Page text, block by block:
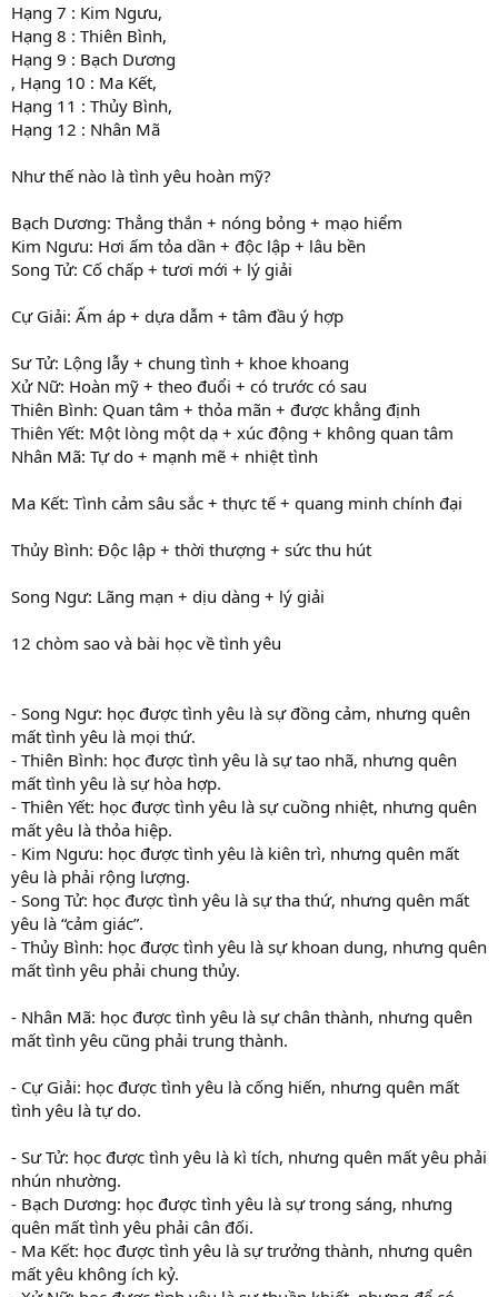
Hạng 7 : Kim Ngưu,
Hạng 8 : Thiên Bình,
Hạng 9 : Bạch Dương
, Hạng 10 : Ma Kết,
Hạng 11 : Thủy Bình,
Hạng 12 : Nhân Mã
Như thế nào là tình yêu hoàn mỹ?
Bạch Dương: Thẳng thắn + nóng bỏng + mạo hiểm
Kim Ngưu: Hơi ấm tỏa dần + độc lập + lâu bền
Song Tử: Cố chấp + tươi mới + lý giải
Cự Giải: Ấm áp + dựa dẫm + tâm đầu ý hợp
Sư Tử: Lộng lẫy + chung tình + khoe khoang
Xử Nữ: Hoàn mỹ + theo đuổi + có trước có sau
Thiên Bình: Quan tâm + thỏa mãn + được khẳng định
Thiên Yết: Một lòng một dạ + xúc động + không quan tâm
Nhân Mã: Tự do + mạnh mẽ + nhiệt tình
Ma Kết: Tình cảm sâu sắc + thực tế + quang minh chính đại
Thủy Bình: Độc lập + thời thượng + sức thu hút
Song Ngư: Lãng mạn + dịu dàng + lý giải
12 chòm sao và bài học về tình yêu
- Song Ngư: học được tình yêu là sự đồng cảm, nhưng quên
mất tình yêu là mọi thứ.
- Thiên Bình: học được tình yêu là sự tao nhã, nhưng quên
mất tình yêu là sự hòa hợp.
- Thiên Yết: học được tình yêu là sự cuồng nhiệt, nhưng quên
mất yêu là thỏa hiệp.
- Kim Ngưu: học được tình yêu là kiên trì, nhưng quên mất
yêu là phải rộng lượng.
- Song Tử: học được tình yêu là sự tha thứ, nhưng quên mất
yêu là “cảm giác”.
- Thủy Bình: học được tình yêu là sự khoan dung, nhưng quên
mất tình yêu phải chung thủy.
- Nhân Mã: học được tình yêu là sự chân thành, nhưng quên
mất tình yêu cũng phải trung thành.
- Cự Giải: học được tình yêu là cống hiến, nhưng quên mất
tình yêu là tự do.
- Sư Tử: học được tình yêu là kì tích, nhưng quên mất yêu phải
nhún nhường.
- Bạch Dương: học được tình yêu là sự trong sáng, nhưng
quên mất tình yêu phải cân đối.
- Ma Kết: học được tình yêu là sự trưởng thành, nhưng quên
mất yêu không ích kỷ.